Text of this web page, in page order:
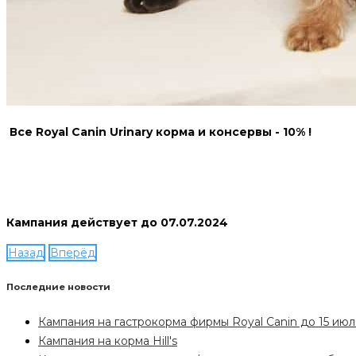
Все Royal Canin Urinary корма и консервы - 10% !
Кампания действует до 07.07.2024
Назад Вперёд
Последние новости
Кампания на гастрокорма фирмы Royal Canin до 15
Кампания на корма Hill's